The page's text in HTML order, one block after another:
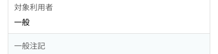
対象利用者
一般
一般注記